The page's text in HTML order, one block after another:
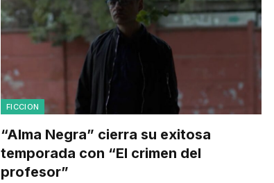
FICCION
“Alma Negra” cierra su exitosa
temporada con “El crimen del
profesor”